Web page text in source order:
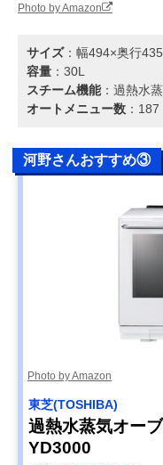
Photo by Amazon
サイズ：幅494×奥行
容量 ：30L
スチーム機能：過熱水
オートメニュー数 ：187
河野さんおすすめ③
Photo by Amazon
東芝(TOSHIBA)
過熱水蒸気オー
YD3000